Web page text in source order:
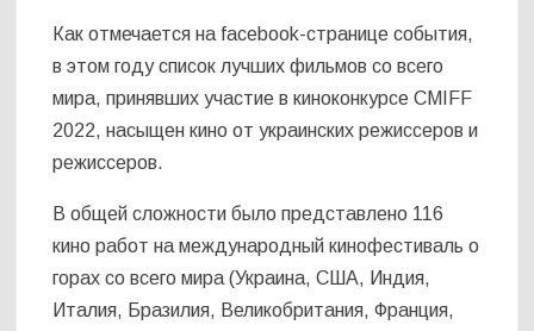
Как отмечается на facebook-странице события,
в этом году список лучших фильмов со всего
мира, принявших участие в киноконкурсе CMIFF
2022, насыщен кино от украинских режиссеров и
режиссеров.
В общей сложности было представлено 116
кино работ на международный кинофестиваль о
горах со всего мира (Украина, США, Индия,
Италия, Бразилия, Великобритания, Франция,